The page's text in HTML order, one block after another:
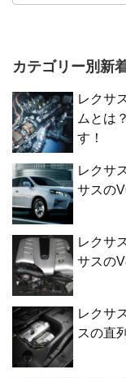
カテゴリー別新
レクサ
ムとは
す！
レクサ
サスの
レクサ
サスの
レクサ
スの直